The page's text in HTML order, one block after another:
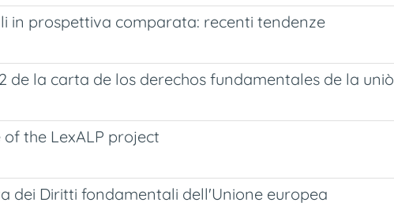
in prospettiva comparata: recenti tendenze
la carta de los derechos fundamentales de la
the LexALP project
dei Diritti fondamentali dell'Unione europea